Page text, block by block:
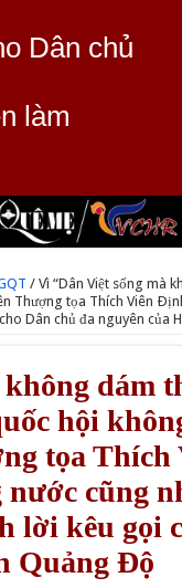
Dân chủ
làm
/ Vì “Dân Việt sống mà
Thượng tọa Thích Viên
Dân chủ đa nguyên của
dám
hội
tọa
cũng
lời kêu gọi
Quảng Ðộ